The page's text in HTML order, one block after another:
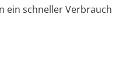
ein schneller Verbrauch